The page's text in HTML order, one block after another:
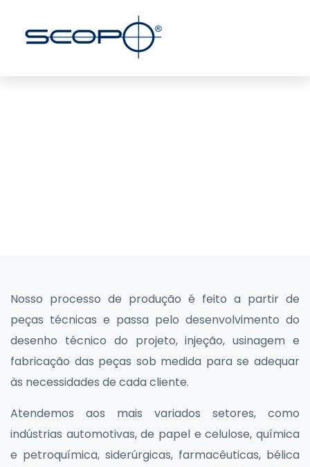
Nosso processo de produção é feito a partir de
peças técnicas e passa pelo desenvolvimento do
desenho técnico do projeto, injeção, usinagem e
fabricação das peças sob medida para se adequar
às necessidades de cada cliente.
Atendemos aos mais variados setores, como
indústrias automotivas, de papel e celulose, química
e petroquímica, siderúrgicas, farmacêuticas, bélica